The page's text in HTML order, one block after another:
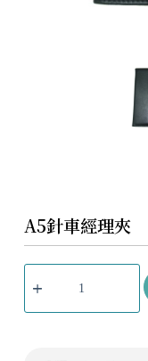
A5針車經理夾